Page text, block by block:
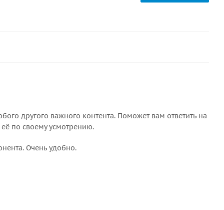
другого важного контента. Поможет вам ответить на
по своему усмотрению.
Очень удобно.